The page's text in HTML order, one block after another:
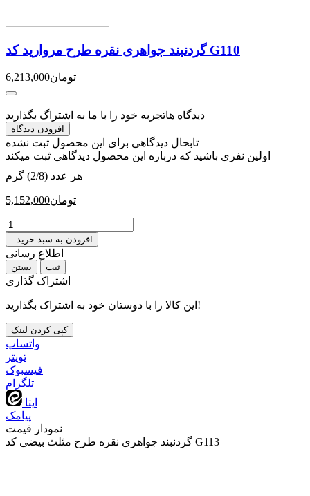
گردنبند جواهری نقره طرح مروارید کد G110
6,213,000تومان
دیدگاه هاتجربه خود را با ما به اشتراگ بگذارید
افزودن دیدگاه
تابحال دیدگاهی برای این محصول ثبت نشده
اولین نفری باشید که درباره این محصول دیدگاهی ثبت میکند
هر عدد (2/8) گرم
5,152,000تومان
افزودن به سبد خرید
اطلاع رسانی
بستن
اشتراک گذاری
این کالا را با دوستان خود به اشتراک بگذارید!
کپی کردن لینک
واتساپ
تويتر
فیسبوک
تلگرام
ایتا
پیامک
نمودار قیمت
گردنبند جواهری نقره طرح مثلث بیضی کد G113